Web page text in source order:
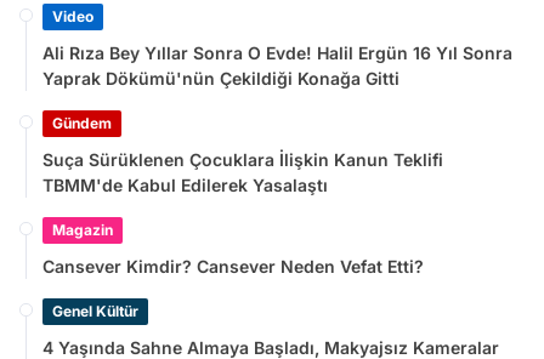
Video
Ali Rıza Bey Yıllar Sonra O Evde! Halil Ergün 16 Yıl Sonra
Yaprak Dökümü'nün Çekildiği Konağa Gitti
Gündem
Suça Sürüklenen Çocuklara İlişkin Kanun Teklifi
TBMM'de Kabul Edilerek Yasalaştı
Magazin
Cansever Kimdir? Cansever Neden Vefat Etti?
Genel Kültür
4 Yaşında Sahne Almaya Başladı, Makyajsız Kameralar